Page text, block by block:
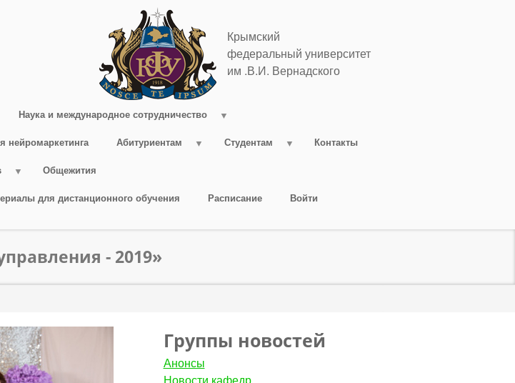
Крымский
федеральный университет
им .В.И. Вернадского
Наука и международное сотрудничество
нейромаркетинга Абитуриентам Студентам Контакты
Общежития
для дистанционного обучения Расписание Войти
- 2019»
Группы новостей
Анонсы